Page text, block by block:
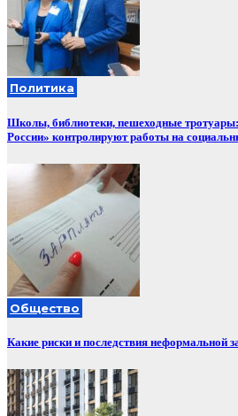
Политика
Школы, библиотеки, пешеходные
России» контролируют работы на
Общество
Какие риски и последствия неформальной